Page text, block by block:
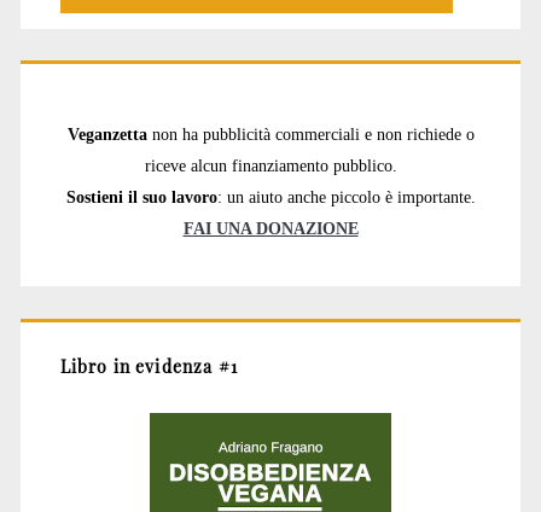
Veganzetta non ha pubblicità commerciali e non richiede o
riceve alcun finanziamento pubblico.
Sostieni il suo lavoro: un aiuto anche piccolo è importante.
FAI UNA DONAZIONE
Libro in evidenza #1